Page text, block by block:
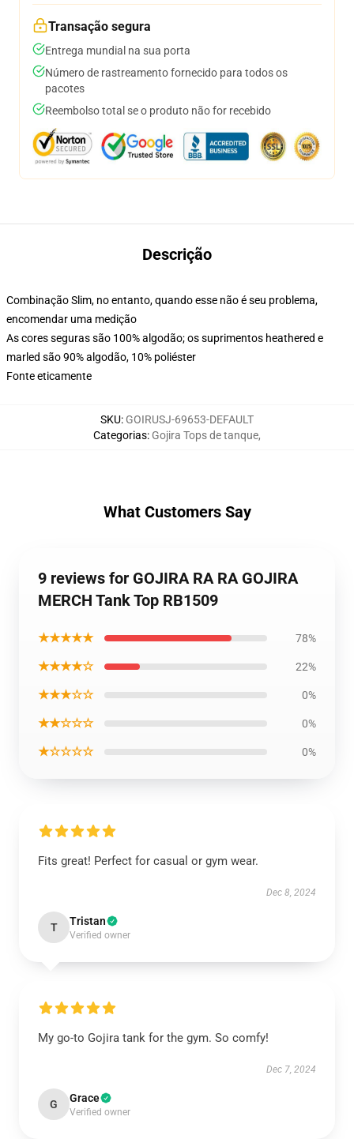
Transação segura
Entrega mundial na sua porta
Número de rastreamento fornecido para todos os
pacotes
Reembolso total se o produto não for recebido
Descrição
Combinação Slim, no entanto, quando esse não é seu problema,
encomendar uma medição
As cores seguras são 100% algodão; os suprimentos heathered e
marled são 90% algodão, 10% poliéster
Fonte eticamente
SKU: GOIRUSJ-69653-DEFAULT
Categorias: Gojira Tops de tanque,
What Customers Say
9 reviews for GOJIRA RA RA GOJIRA
MERCH Tank Top RB1509
★★★★★ 78%
★★★★☆ 22%
★★★☆☆ 0%
★★☆☆☆ 0%
★☆☆☆☆ 0%
Fits great! Perfect for casual or gym wear.
Dec 8, 2024
T Tristan
Verified owner
My go-to Gojira tank for the gym. So comfy!
Dec 7, 2024
G Grace
Verified owner